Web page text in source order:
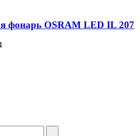
фонарь OSRAM LED IL 207